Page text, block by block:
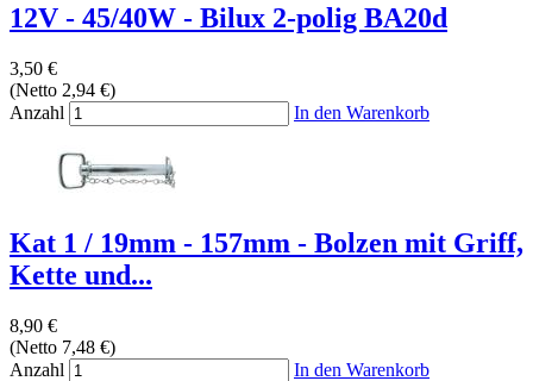
12V - 45/40W - Bilux 2-polig BA20d
3,50 €
(Netto 2,94 €)
Anzahl
In den Warenkorb
Kat 1 / 19mm - 157mm - Bolzen mit Griff,
Kette und...
8,90 €
(Netto 7,48 €)
Anzahl
In den Warenkorb